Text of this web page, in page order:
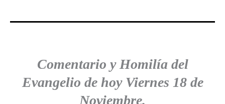
Comentario y Homilía del
Evangelio de hoy Viernes 18 de
Noviembre.